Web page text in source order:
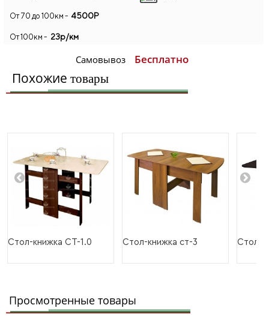
От 70 до 100км - 4500Р
От 100км - 23р/км
Самовывоз Бесплатно
Похожие товары
Стол-книжка СТ-1.0 Стол-книжка ст-3 Стол-
Просмотренные товары